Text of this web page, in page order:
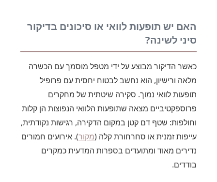
האם יש תופעות לוואי או סיכונים בדיקור
סיני לשינה?
כאשר הדיקור מבוצע על ידי מטפל מוסמך עם הכשרה
מלאה ורישיון, הוא נחשב לבטוח יחסית עם פרופיל
תופעות לוואי נמוך. סקירה שיטתית של מחקרים
פרוספקטיביים מצאה שתופעות הלוואי הנפוצות הן קלות
וחולפות: שטף דם קטן במקום הדקירה, רגישות נקודתית,
עייפות זמנית או סחרחורת קלה (מקור). אירועים חמורים
נדירים מאוד ומתועדים בספרות המדעית כמקרים
בודדים.